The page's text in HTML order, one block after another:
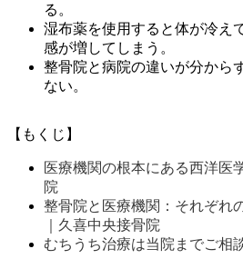
る。
湿布薬を使用すると体が冷え
感が増してしまう。
整骨院と病院の違いが分から
ない。
【もくじ】
医療機関の根本にある西洋医
院
整骨院と医療機関：それぞれ
｜久喜中央接骨院
むちうち治療は当院までご相